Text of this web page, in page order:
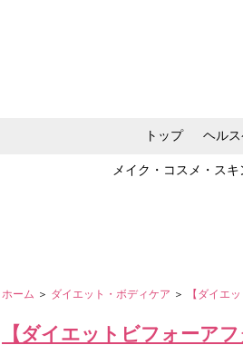
トップ ヘル
メイク・コスメ・ス
ホーム ＞ ダイエット・ボディケア ＞ 【ダイエ
【ダイエットビフォーア